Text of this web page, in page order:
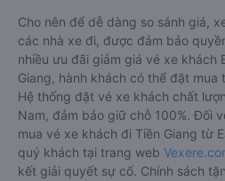
Cho nên để dễ dàng so sánh giá,
các nhà xe đi, được đảm bảo
nhiều ưu đãi giảm giá vé xe khách
Giang, hành khách có thể đặt mua
Hệ thống đặt vé xe khách chất
Nam, đảm bảo giữ chỗ 100%. Đối
mua vé xe khách đi Tiền Giang từ
quý khách tại trang web
kết giải quyết sự cố. Chính sách